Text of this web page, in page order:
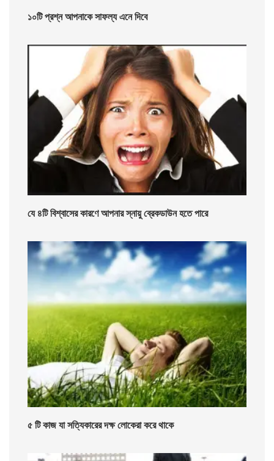
১০টি প্রশ্ন আপনাকে সাফল্য এনে দিবে
যে ৪টি বিশ্বাসের কারণে আপনার স্নায়ু ব্রেকডাউন হতে পারে
৫ টি কাজ যা সত্যিকারের দক্ষ লোকেরা করে থাকে